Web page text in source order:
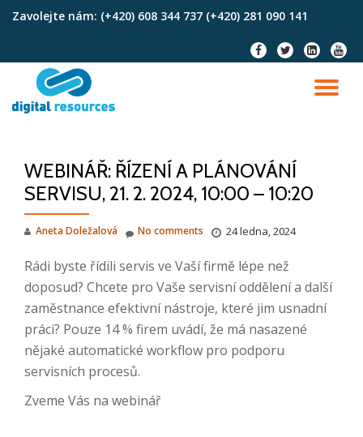
Zavolejte nám: (+420) 608 344 737 (+420) 281 090 141
fa-
facebook
fa-
twitter
fa-
linkedin-
square
fa-
WEBINÁŘ: ŘÍZENÍ A PLÁNOVÁNÍ
SERVISU, 21. 2. 2024, 10:00 – 10:20
Aneta Doležalová 24 ledna, 2024
No comments
Rádi byste řídili servis ve Vaší firmě lépe než
doposud? Chcete pro Vaše servisní oddělení a další
zaměstnance efektivní nástroje, které jim usnadní
práci? Pouze 14 % firem uvádí, že má nasazené
nějaké automatické workflow pro podporu
servisních procesů.
Zveme Vás na webinář